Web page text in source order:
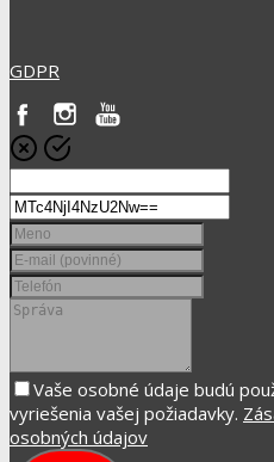
GDPR
Vaše osobné údaje budú
vyriešenia vašej požiadavky.
osobných údajov